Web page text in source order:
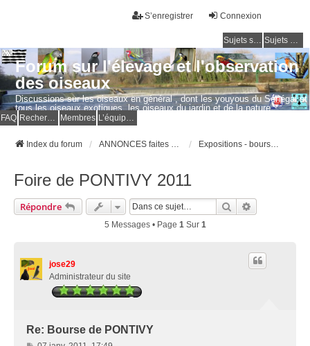
Connexion
S’enregistrer
Sujets sans réponse Sujets actifs
Forum sur l'élevage et l'observation
des oiseaux
Discussions sur les oiseaux en général , dont les youyous du Sénégal et
tous les oiseaux exotiques, les oiseaux du jardin et de la nature.
Questions, photos, expériences.
FAQ Membres
Index du forum
Foire de PONTIVY 2011
Répondre Rechercher
5 Messages • Page 1 Sur 1
jose29
Administrateur du site
Re: Bourse de PONTIVY